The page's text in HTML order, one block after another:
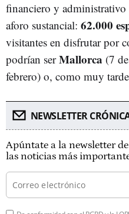
financiero y
aforo sustancial: 62.000
visitantes en disfrutar por
podrían serMallorca (7
febrero) o, como muy
NEWSLETTER
Apúntate a la newsletter
las noticias más